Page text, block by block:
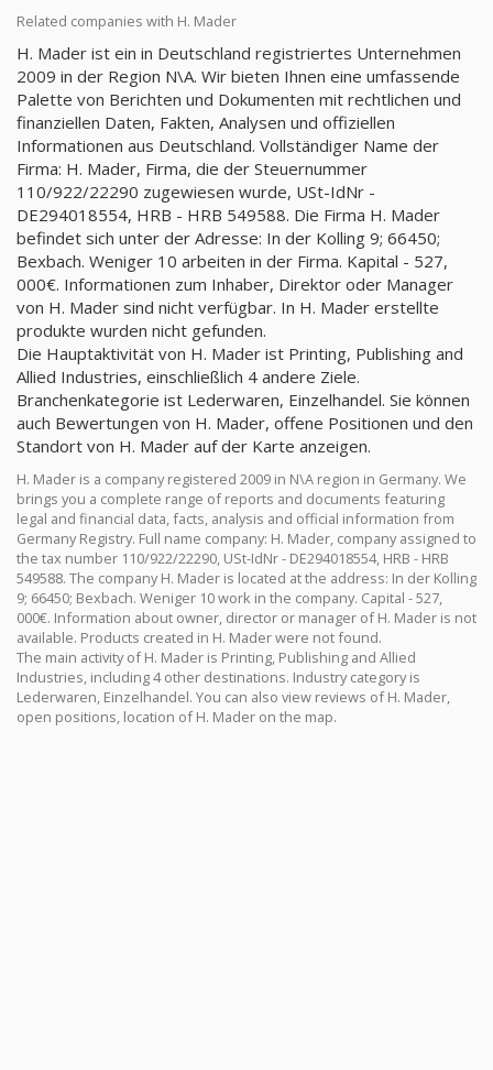
Related companies with H. Mader
H. Mader ist ein in Deutschland registriertes Unternehmen
2009 in der Region N\A. Wir bieten Ihnen eine umfassende
Palette von Berichten und Dokumenten mit rechtlichen und
finanziellen Daten, Fakten, Analysen und offiziellen
Informationen aus Deutschland. Vollständiger Name der
Firma: H. Mader, Firma, die der Steuernummer
110/922/22290 zugewiesen wurde, USt-IdNr -
DE294018554, HRB - HRB 549588. Die Firma H. Mader
befindet sich unter der Adresse: In der Kolling 9; 66450;
Bexbach. Weniger 10 arbeiten in der Firma. Kapital - 527,
000€. Informationen zum Inhaber, Direktor oder Manager
von H. Mader sind nicht verfügbar. In H. Mader erstellte
produkte wurden nicht gefunden.
Die Hauptaktivität von H. Mader ist Printing, Publishing and
Allied Industries, einschließlich 4 andere Ziele.
Branchenkategorie ist Lederwaren, Einzelhandel. Sie können
auch Bewertungen von H. Mader, offene Positionen und den
Standort von H. Mader auf der Karte anzeigen.
H. Mader is a company registered 2009 in N\A region in Germany. We
brings you a complete range of reports and documents featuring
legal and financial data, facts, analysis and official information from
Germany Registry. Full name company: H. Mader, company assigned to
the tax number 110/922/22290, USt-IdNr - DE294018554, HRB - HRB
549588. The company H. Mader is located at the address: In der Kolling
9; 66450; Bexbach. Weniger 10 work in the company. Capital - 527,
000€. Information about owner, director or manager of H. Mader is not
available. Products created in H. Mader were not found.
The main activity of H. Mader is Printing, Publishing and Allied
Industries, including 4 other destinations. Industry category is
Lederwaren, Einzelhandel. You can also view reviews of H. Mader,
open positions, location of H. Mader on the map.